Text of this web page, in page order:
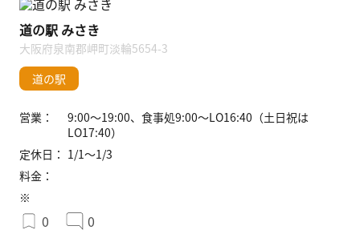
道の駅 みさき
大阪府泉南郡岬町淡輪5654-3
道の駅
営業：
9:00〜19:00、食事処9:00〜LO16:40（土日祝は
LO17:40）
定休日： 1/1〜1/3
料金：
※
0 0